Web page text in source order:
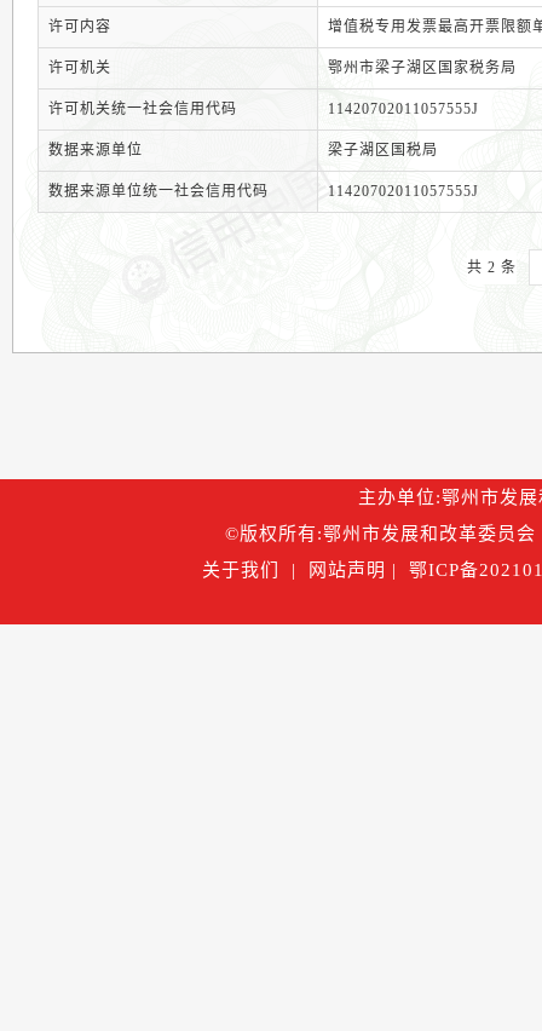
许可内容 增值税专用发票最高开票限额
许可机关 鄂州市梁子湖区国家税务局
许可机关统一社会信用代码 11420702011057555J
数据来源单位 梁子湖区国税局
数据来源单位统一社会信用代码 11420702011057555J
共 2 条
主办单位:鄂州市发
©版权所有:鄂州市发展和改革委员
关于我们
| 网站声明 | 鄂ICP备